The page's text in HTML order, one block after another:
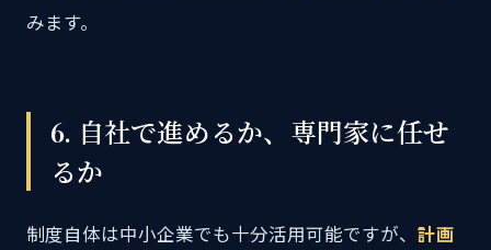
みます。
6. 自社で進めるか、専門家に任せ
るか
制度自体は中小企業でも十分活用可能ですが、 計画